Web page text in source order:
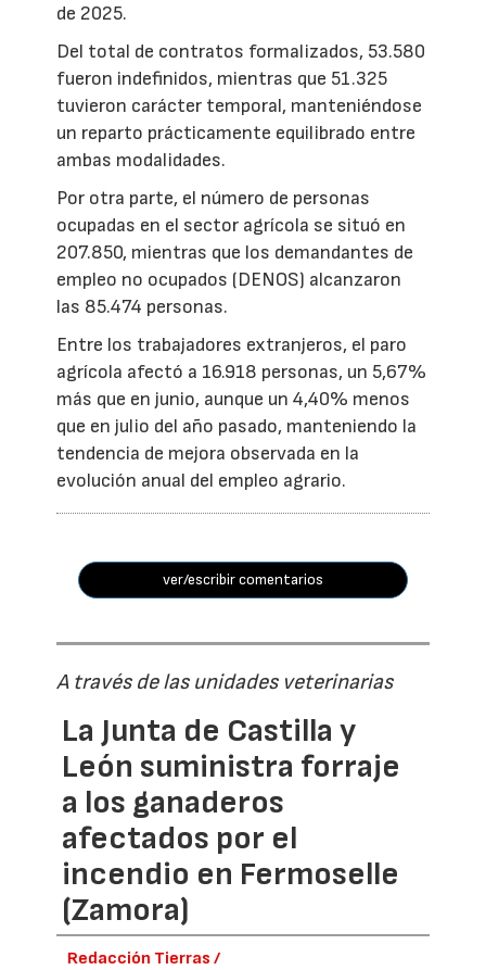
de 2025.
Del total de contratos formalizados, 53.580
fueron indefinidos, mientras que 51.325
tuvieron carácter temporal, manteniéndose
un reparto prácticamente equilibrado entre
ambas modalidades.
Por otra parte, el número de personas
ocupadas en el sector agrícola se situó en
207.850, mientras que los demandantes de
empleo no ocupados (DENOS) alcanzaron
las 85.474 personas.
Entre los trabajadores extranjeros, el paro
agrícola afectó a 16.918 personas, un 5,67%
más que en junio, aunque un 4,40% menos
que en julio del año pasado, manteniendo la
tendencia de mejora observada en la
evolución anual del empleo agrario.
ver/escribir comentarios
A través de las unidades veterinarias
La Junta de Castilla y
León suministra forraje
a los ganaderos
afectados por el
incendio en Fermoselle
(Zamora)
Redacción Tierras /